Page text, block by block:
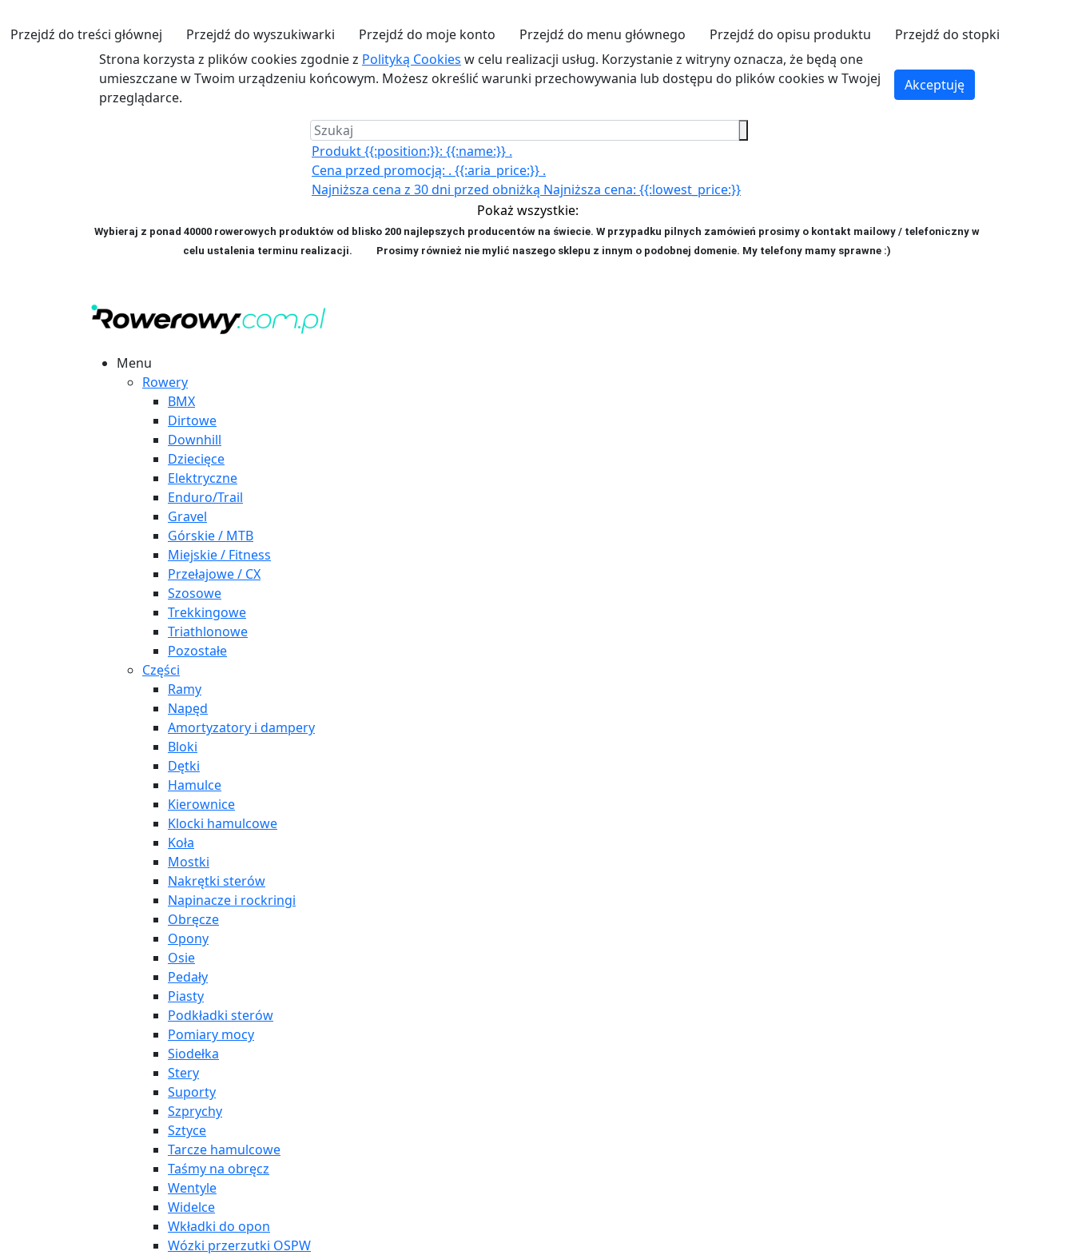
Przejdź do treści głównej Przejdź do wyszukiwarki Przejdź do moje konto Przejdź do menu głównego Przejdź do opisu produktu
Przejdź do stopki
Strona korzysta z plików cookies zgodnie z Polityką Cookies w celu realizacji usług. Korzystanie z witryny oznacza, że będą one
umieszczane w Twoim urządzeniu końcowym. Możesz określić warunki przechowywania lub dostępu do plików cookies w Twojej
przeglądarce.
Akceptuję
Produkt {{:position:}}: {{:name:}} .
Cena przed promocją: . {{:aria_price:}} .
Najniższa cena z 30 dni przed obniżką Najniższa cena: {{:lowest_price:}}
Pokaż wszystkie:
Wybieraj z ponad 40000 rowerowych produktów od blisko 200 najlepszych producentów na świecie. W przypadku pilnych zamówień prosimy o kontakt mailowy / telefoniczny w
celu ustalenia terminu realizacji. Prosimy również nie mylić naszego sklepu z innym o podobnej domenie. My telefony mamy sprawne :)
Menu
Rowery
BMX
Dirtowe
Downhill
Dziecięce
Elektryczne
Enduro/Trail
Gravel
Górskie / MTB
Miejskie / Fitness
Przełajowe / CX
Szosowe
Trekkingowe
Triathlonowe
Pozostałe
Części
Ramy
Napęd
Amortyzatory i dampery
Bloki
Dętki
Hamulce
Kierownice
Klocki hamulcowe
Koła
Mostki
Nakrętki sterów
Napinacze i rockringi
Obręcze
Opony
Osie
Pedały
Piasty
Podkładki sterów
Pomiary mocy
Siodełka
Stery
Suporty
Szprychy
Sztyce
Tarcze hamulcowe
Taśmy na obręcz
Wentyle
Widelce
Wkładki do opon
Wózki przerzutki OSPW